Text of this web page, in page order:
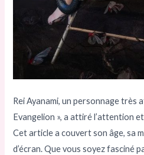
Rei Ayanami, un personnage très
Evangelion », a attiré l’attention
Cet article a couvert son âge, sa
d’écran. Que vous soyez fasciné